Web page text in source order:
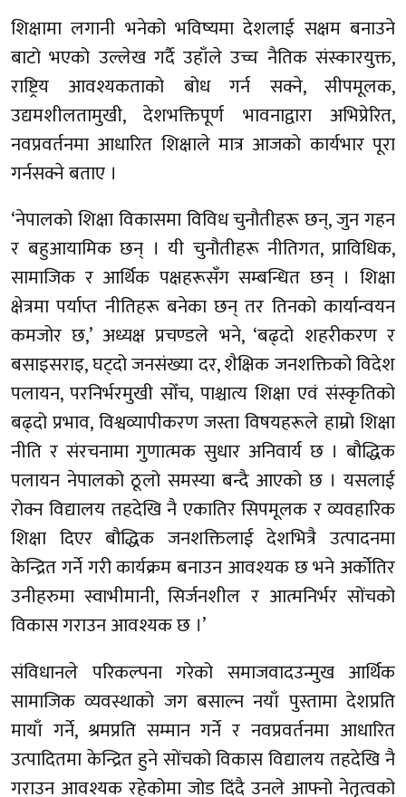
शिक्षामा लगानी भनेको भविष्यमा देशलाई सक्षम बनाउने
बाटो भएको उल्लेख गर्दै उहाँले उच्च नैतिक संस्कारयुक्त,
राष्ट्रिय आवश्यकताको बोध गर्न सक्ने, सीपमूलक,
उद्यमशीलतामुखी, देशभक्तिपूर्ण भावनाद्वारा अभिप्रेरित,
नवप्रवर्तनमा आधारित शिक्षाले मात्र आजको कार्यभार पूरा
गर्नसक्ने बताए ।
‘नेपालको शिक्षा विकासमा विविध चुनौतीहरू छन्, जुन गहन
र बहुआयामिक छन् । यी चुनौतीहरू नीतिगत, प्राविधिक,
सामाजिक र आर्थिक पक्षहरूसँग सम्बन्धित छन् । शिक्षा
क्षेत्रमा पर्याप्त नीतिहरू बनेका छन् तर तिनको कार्यान्वयन
कमजोर छ,’ अध्यक्ष प्रचण्डले भने, ‘बढ्दो शहरीकरण र
बसाइसराइ, घट्दो जनसंख्या दर, शैक्षिक जनशक्तिको विदेश
पलायन, परनिर्भरमुखी सोँच, पाश्चात्य शिक्षा एवं संस्कृतिको
बढ्दो प्रभाव, विश्वव्यापीकरण जस्ता विषयहरूले हाम्रो शिक्षा
नीति र संरचनामा गुणात्मक सुधार अनिवार्य छ । बौद्धिक
पलायन नेपालको ठूलो समस्या बन्दै आएको छ । यसलाई
रोक्न विद्यालय तहदेखि नै एकातिर सिपमूलक र व्यवहारिक
शिक्षा दिएर बौद्धिक जनशक्तिलाई देशभित्रै उत्पादनमा
केन्द्रित गर्ने गरी कार्यक्रम बनाउन आवश्यक छ भने अर्कोतिर
उनीहरुमा स्वाभीमानी, सिर्जनशील र आत्मनिर्भर सोंचको
विकास गराउन आवश्यक छ ।’
संविधानले परिकल्पना गरेको समाजवादउन्मुख आर्थिक
सामाजिक व्यवस्थाको जग बसाल्न नयाँ पुस्तामा देशप्रति
मायाँ गर्ने, श्रमप्रति सम्मान गर्ने र नवप्रवर्तनमा आधारित
उत्पादितमा केन्द्रित हुने सोंचको विकास विद्यालय तहदेखि नै
गराउन आवश्यक रहेकोमा जोड दिंदै उनले आफ्नो नेतृत्वको